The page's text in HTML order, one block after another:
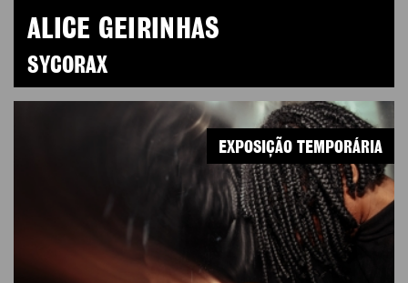
ALICE GEIRINHAS
SYCORAX
EXPOSIÇÃO TEMPORÁRIA